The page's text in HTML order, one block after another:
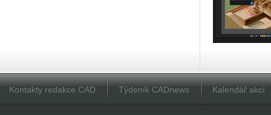
Kontakty redakce CAD Týdeník CADnews Kalendář akcí